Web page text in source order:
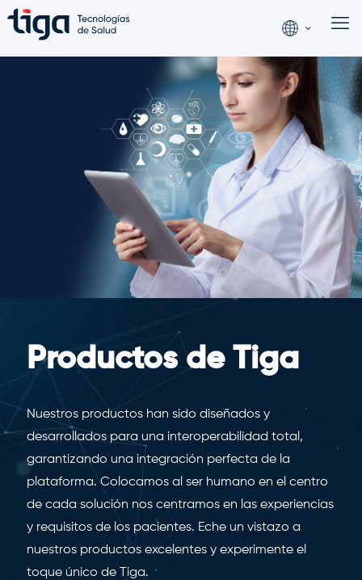
Productos de Tiga
Nuestros productos han sido diseñados y
desarrollados para una interoperabilidad total,
garantizando una integración perfecta de la
plataforma. Colocamos al ser humano en el centro
de cada solución nos centramos en las experiencias
y requisitos de los pacientes. Eche un vistazo a
nuestros productos excelentes y experimente el
toque único de Tiga.